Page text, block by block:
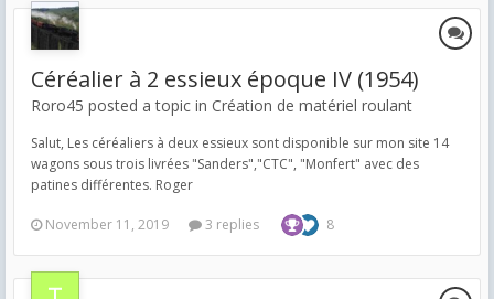
Céréalier à 2 essieux époque IV (1954)
Roro45 posted a topic in Création de matériel roulant
Salut, Les céréaliers à deux essieux sont disponible sur mon site 14
wagons sous trois livrées "Sanders","CTC", "Monfert" avec des
patines différentes. Roger
November 11, 2019 3 replies 8